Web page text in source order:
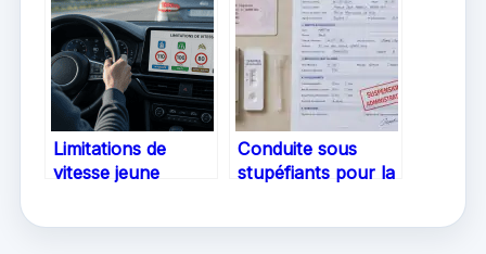
budget
tonnes
Limitations de
vitesse jeune
Conduite sous
stupéfiants pour la